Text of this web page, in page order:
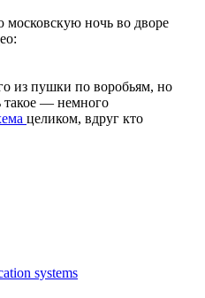
московскую ночь во дворе
из пушки по воробьям, но
такое — немного
целиком, вдруг кто
systems